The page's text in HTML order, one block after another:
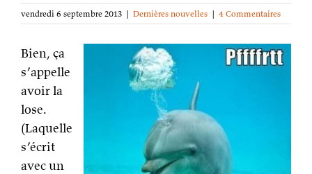
vendredi 6 septembre 2013 | Dernières nouvelles | 4 Commentaires
Bien, ça
s’appelle
avoir la
lose.
(Laquelle
s’écrit
avec un